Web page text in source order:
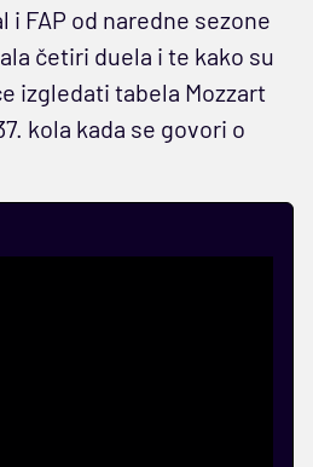
i FAP od naredne sezone
četiri duela i te kako su
izgledati tabela Mozzart
kola kada se govori o